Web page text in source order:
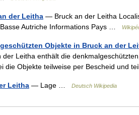
der Leitha — Bruck an der Leitha
Autriche Informations Pays …
Objekte in Bruck an der
der Leitha enthält die
die Objekte teilweise per Bescheid und
Leitha — Lage … Deutsch Wikipedia